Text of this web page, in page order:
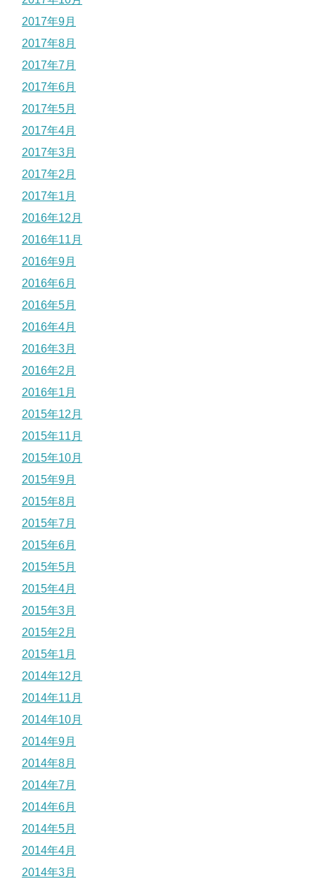
2017年9月
2017年8月
2017年7月
2017年6月
2017年5月
2017年4月
2017年3月
2017年2月
2017年1月
2016年12月
2016年11月
2016年9月
2016年6月
2016年5月
2016年4月
2016年3月
2016年2月
2016年1月
2015年12月
2015年11月
2015年10月
2015年9月
2015年8月
2015年7月
2015年6月
2015年5月
2015年4月
2015年3月
2015年2月
2015年1月
2014年12月
2014年11月
2014年10月
2014年9月
2014年8月
2014年7月
2014年6月
2014年5月
2014年4月
2014年3月